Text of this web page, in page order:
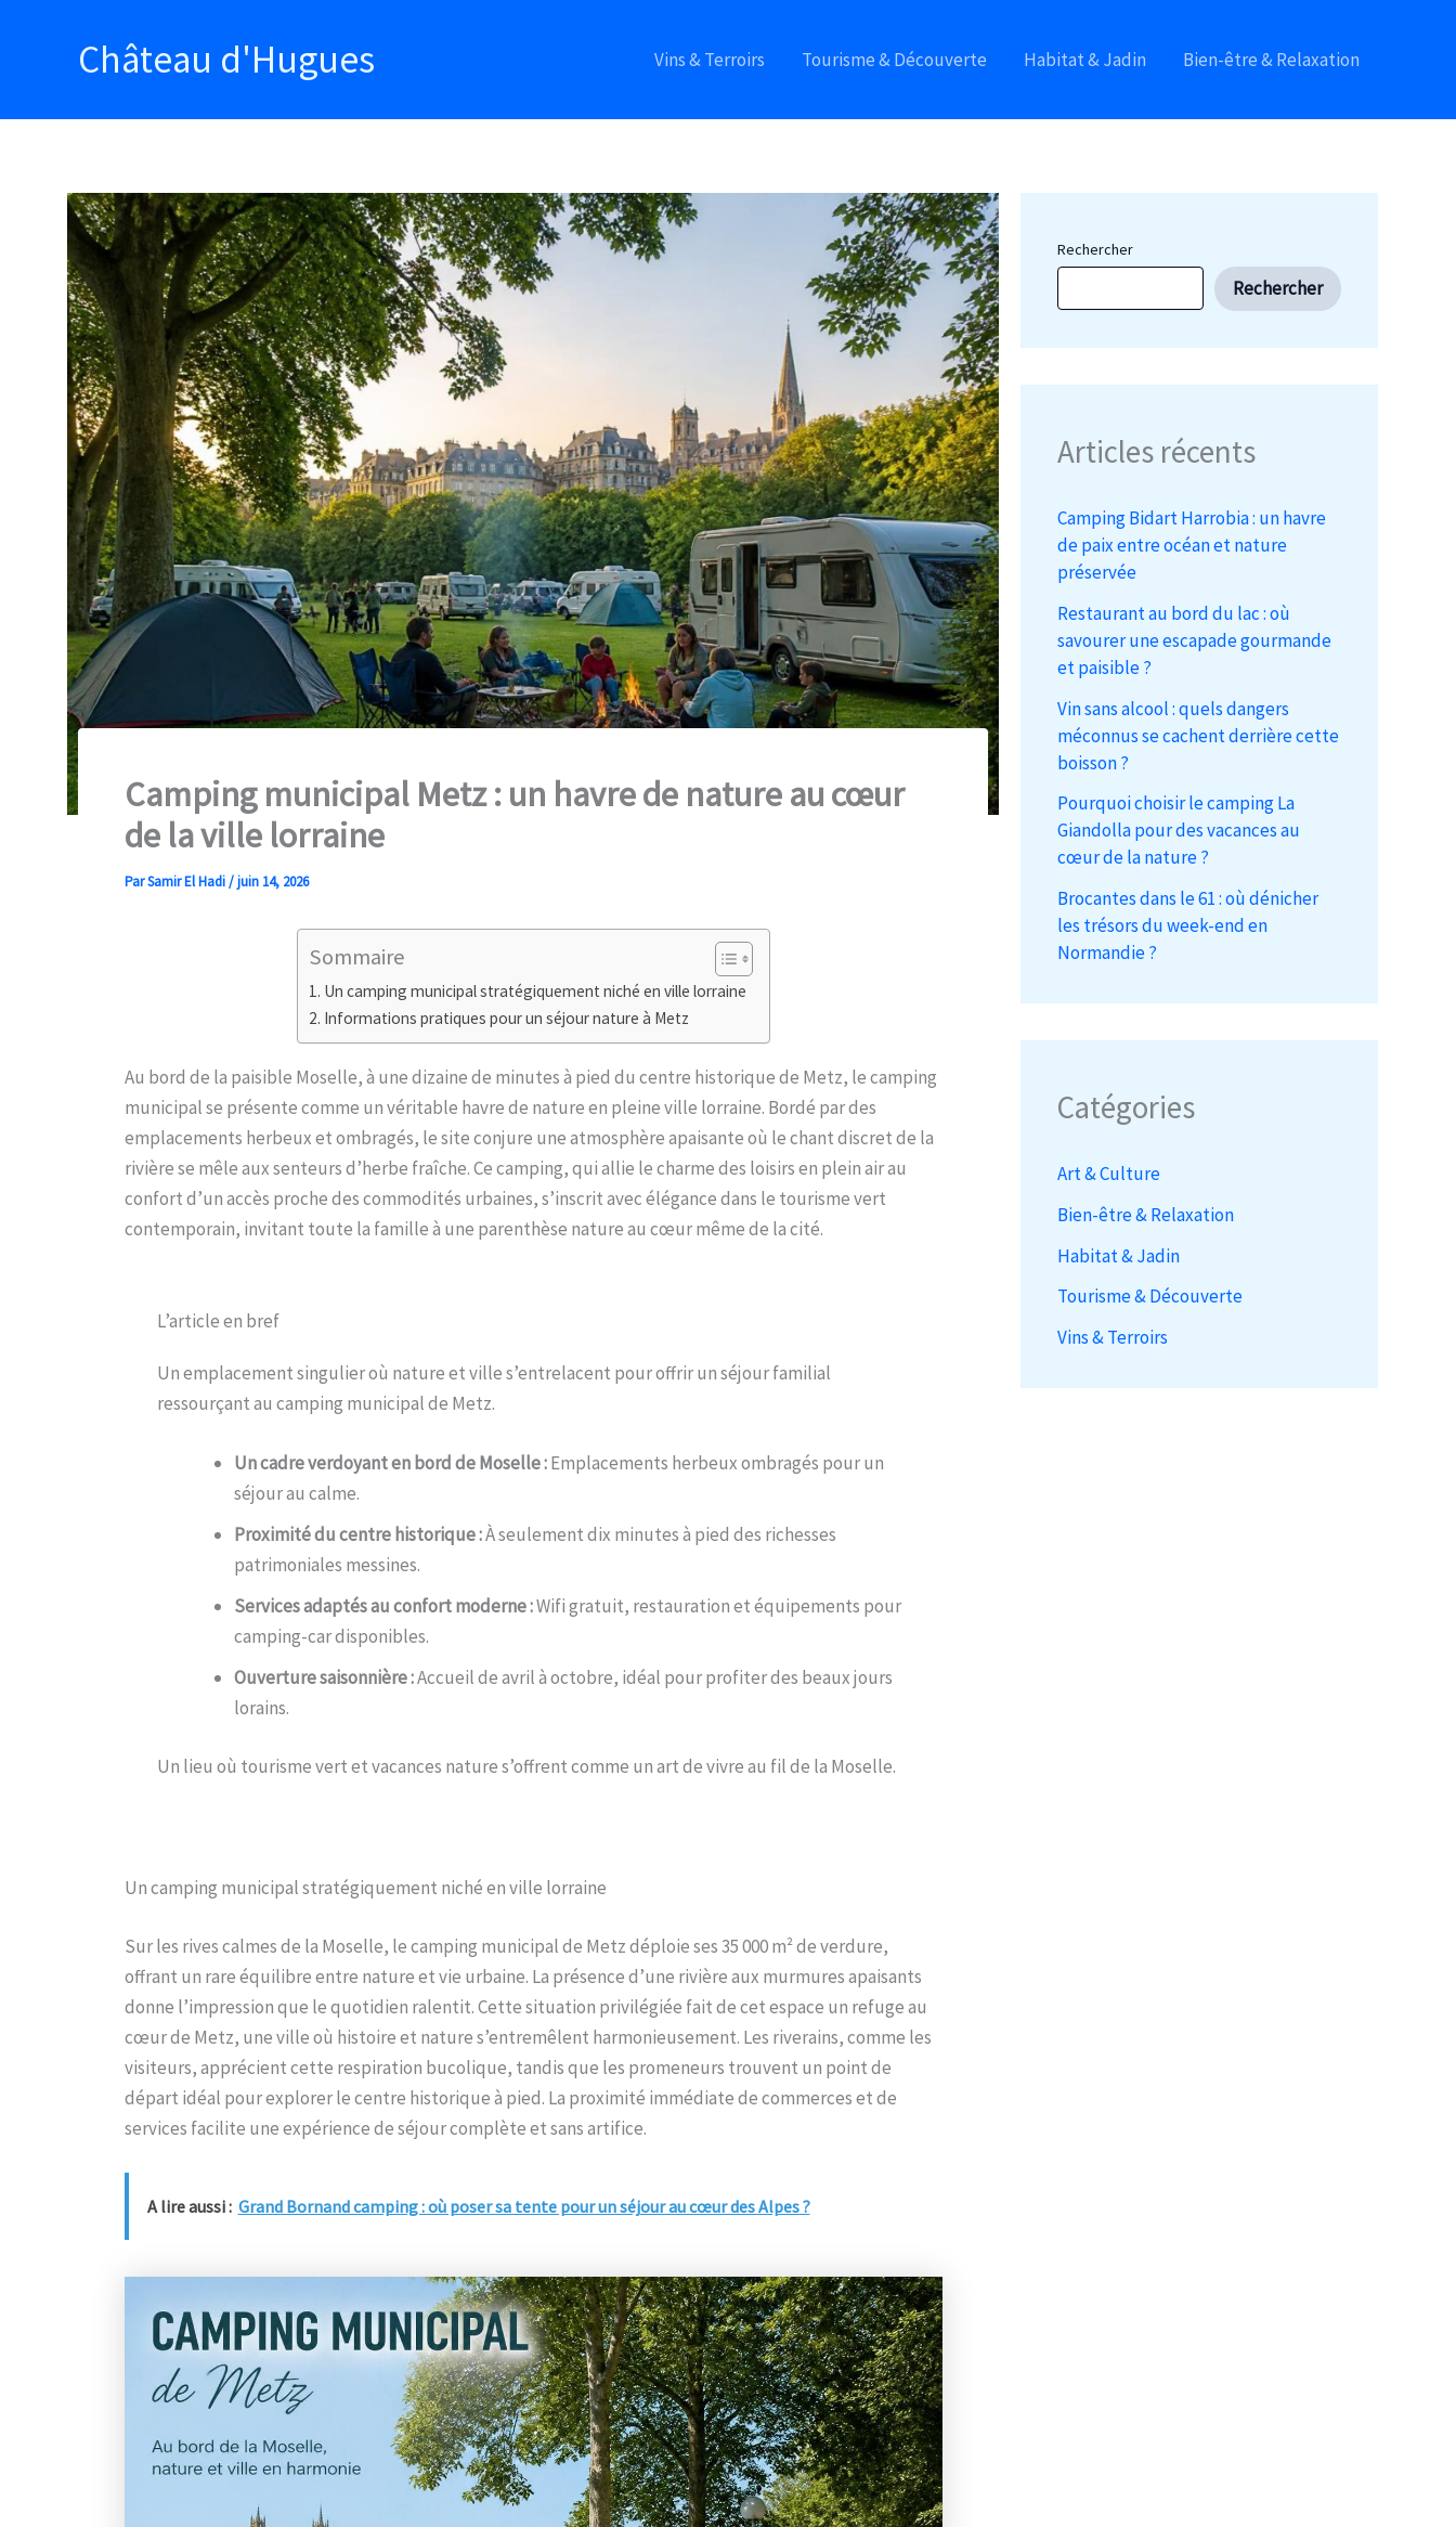
Château d'Hugues Vins & Terroirs Tourisme & Découverte Habitat & Jadin Bien-être & Relaxation
Camping municipal Metz : un havre de nature au cœur
de la ville lorraine
ParSamir El Hadi/juin 14, 2026
Sommaire
Un camping municipal stratégiquement niché en ville lorraine
Informations pratiques pour un séjour nature à Metz
Au bord de la paisible Moselle, à une dizaine de minutes à pied du centre historique de Metz, le camping
municipal se présente comme un véritable havre de nature en pleine ville lorraine. Bordé par des
emplacements herbeux et ombragés, le site conjure une atmosphère apaisante où le chant discret de la
rivière se mêle aux senteurs d’herbe fraîche. Ce camping, qui allie le charme des loisirs en plein air au
confort d’un accès proche des commodités urbaines, s’inscrit avec élégance dans le tourisme vert
contemporain, invitant toute la famille à une parenthèse nature au cœur même de la cité.
L’article en bref
Un emplacement singulier où nature et ville s’entrelacent pour offrir un séjour familial
ressourçant au camping municipal de Metz.
Un cadre verdoyant en bord de Moselle :Emplacements herbeux ombragés pour un
séjour au calme.
Proximité du centre historique :À seulement dix minutes à pied des richesses
patrimoniales messines.
Services adaptés au confort moderne :Wifi gratuit, restauration et équipements pour
camping-car disponibles.
Ouverture saisonnière :Accueil de avril à octobre, idéal pour profiter des beaux jours
lorains.
Un lieu où tourisme vert et vacances nature s’offrent comme un art de vivre au fil de la Moselle.
Un camping municipal stratégiquement niché en ville lorraine
Sur les rives calmes de la Moselle, le camping municipal de Metz déploie ses 35 000 m² de verdure,
offrant un rare équilibre entre nature et vie urbaine. La présence d’une rivière aux murmures apaisants
donne l’impression que le quotidien ralentit. Cette situation privilégiée fait de cet espace un refuge au
cœur de Metz, une ville où histoire et nature s’entremêlent harmonieusement. Les riverains, comme les
visiteurs, apprécient cette respiration bucolique, tandis que les promeneurs trouvent un point de
départ idéal pour explorer le centre historique à pied. La proximité immédiate de commerces et de
services facilite une expérience de séjour complète et sans artifice.
A lire aussi : Grand Bornand camping : où poser sa tente pour un séjour au cœur des Alpes ?
Rechercher
Rechercher
Articles récents
Camping Bidart Harrobia : un havre
de paix entre océan et nature
préservée
Restaurant au bord du lac : où
savourer une escapade gourmande
et paisible ?
Vin sans alcool : quels dangers
méconnus se cachent derrière cette
boisson ?
Pourquoi choisir le camping La
Giandolla pour des vacances au
cœur de la nature ?
Brocantes dans le 61 : où dénicher
les trésors du week-end en
Normandie ?
Catégories
Art & Culture
Bien-être & Relaxation
Habitat & Jadin
Tourisme & Découverte
Vins & Terroirs